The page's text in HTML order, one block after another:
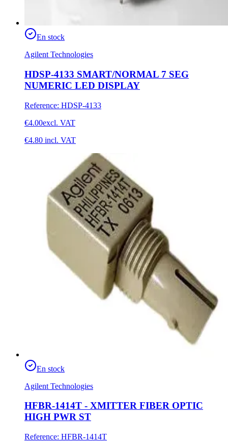
En stock
Agilent Technologies
HDSP-4133 SMART/NORMAL 7 SEG
NUMERIC LED DISPLAY
Reference: HDSP-4133
€4.00excl. VAT
€4.80 incl. VAT
En stock
Agilent Technologies
HFBR-1414T - XMITTER FIBER OPTIC
HIGH PWR ST
Reference: HFBR-1414T